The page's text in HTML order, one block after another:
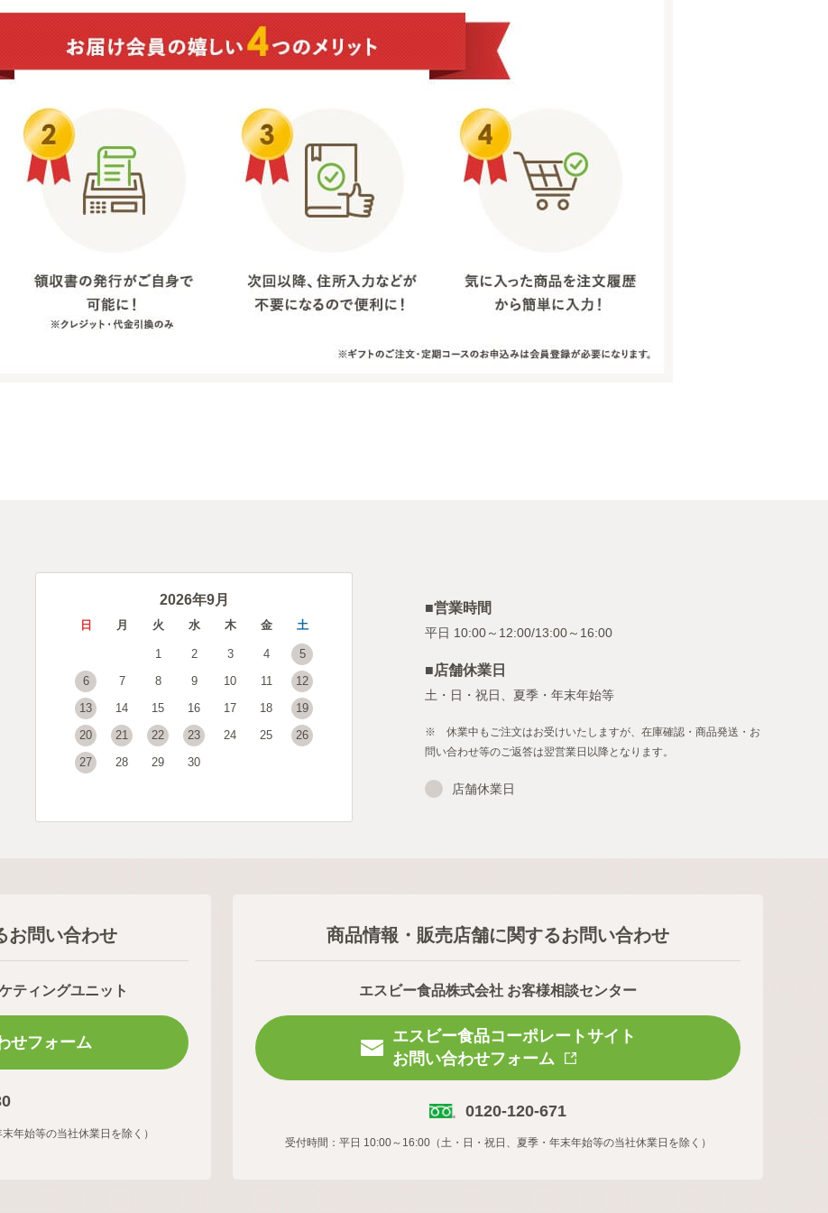
2026年9月
日 月 火 水 木 金 土
1 2 3 4
5
6
7 8 9 10 11
12
13
14 15 16 17 18
19
20
21 22 23 24 25
26
27
28 29 30
■営業時間
■店舗休業日
土・日・祝日、夏季・年末年始等
※ 休業中もご注文はお受けいたしますが、在庫確認・商品発送・お
問い合わせ等のご返答は翌営業日以降となります。
店舗休業日
お問い合わせ
ティングユニット
せフォーム
年始等の当社休業日を除く）
商品情報・販売店舗に関するお問い合わせ
エスビー食品株式会社 お客様相談センター
エスビー食品コーポレートサイト
お問い合わせフォーム
0120-120-671
受付時間：平日 10:00～16:00（土・日・祝日、夏季・年末年始等の当社休業日を除く）